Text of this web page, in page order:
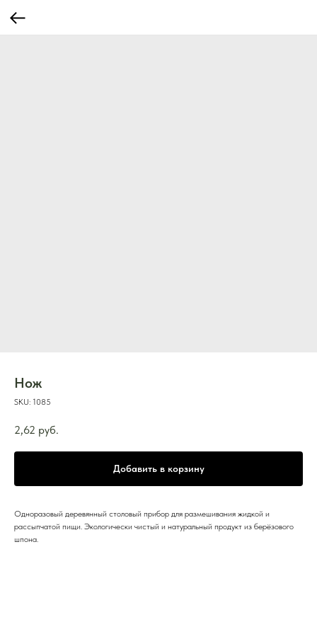
Нож
SKU: 1085
2,62 руб.
Добавить в корзину
Одноразовый деревянный столовый прибор для размешивания жидкой и
рассыпчатой пищи. Экологически чистый и натуральный продукт из берёзового
шпона.